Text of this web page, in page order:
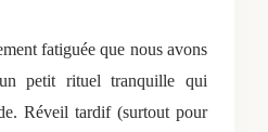
fatiguée que nous avons
petit rituel tranquille qui
Réveil tardif (surtout pour